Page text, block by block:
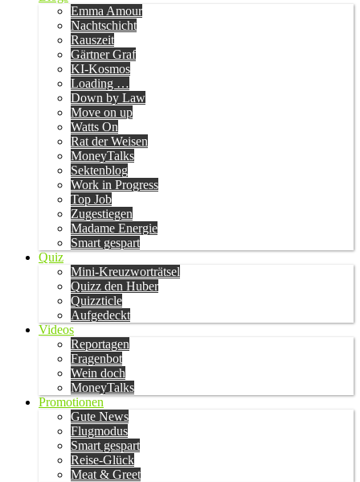
Emma Amour
Nachtschicht
Rauszeit
Gärtner Graf
KI-Kosmos
Loading …
Down by Law
Move on up
Watts On
Rat der Weisen
MoneyTalks
Sektenblog
Work in Progress
Top Job
Zugestiegen
Madame Energie
Smart gespart
Quiz
Mini-Kreuzworträtsel
Quizz den Huber
Quizzticle
Aufgedeckt
Videos
Reportagen
Fragenbot
Wein doch
MoneyTalks
Promotionen
Gute News
Flugmodus
Smart gespart
Reise-Glück
Meat & Greet